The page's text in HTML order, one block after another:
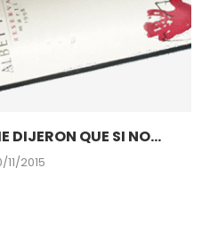
DIJERON QUE SI NO...
11/2015